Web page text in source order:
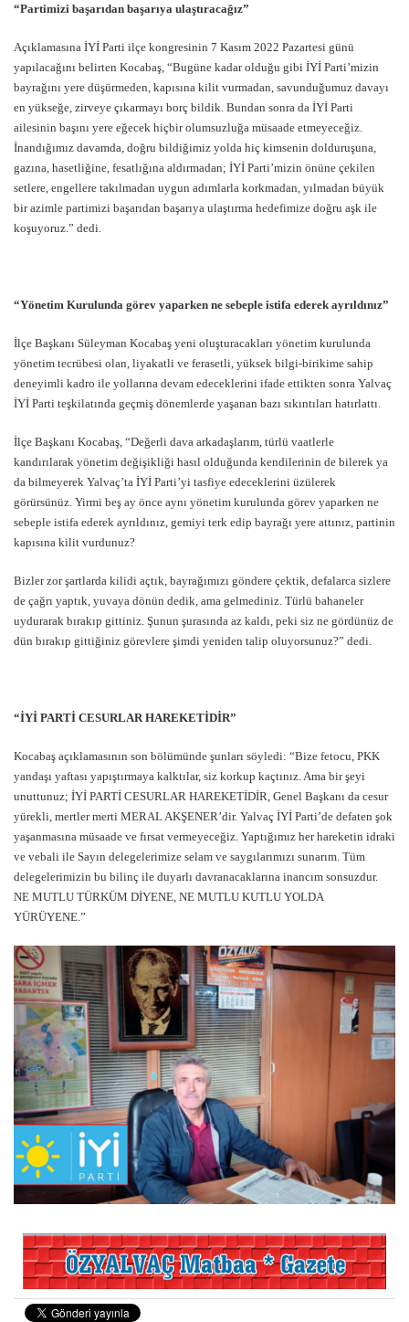
“Partimizi başarıdan başarıya ulaştıracağız”
Açıklamasına İYİ Parti ilçe kongresinin 7 Kasım 2022 Pazartesi günü
yapılacağını belirten Kocabaş, “Bugüne kadar olduğu gibi İYİ Parti’mizin
bayrağını yere düşürmeden, kapısına kilit vurmadan, savunduğumuz davayı
en yükseğe, zirveye çıkarmayı borç bildik. Bundan sonra da İYİ Parti
ailesinin başını yere eğecek hiçbir olumsuzluğa müsaade etmeyeceğiz.
İnandığımız davamda, doğru bildiğimiz yolda hiç kimsenin dolduruşuna,
gazına, hasetliğine, fesatlığına aldırmadan; İYİ Parti’mizin önüne çekilen
setlere, engellere takılmadan uygun adımlarla korkmadan, yılmadan büyük
bir azimle partimizi başarıdan başarıya ulaştırma hedefimize doğru aşk ile
koşuyoruz.” dedi.
“Yönetim Kurulunda görev yaparken ne sebeple istifa ederek ayrıldınız”
İlçe Başkanı Süleyman Kocabaş yeni oluşturacakları yönetim kurulunda
yönetim tecrübesi olan, liyakatli ve ferasetli, yüksek bilgi-birikime sahip
deneyimli kadro ile yollarına devam edeceklerini ifade ettikten sonra Yalvaç
İYİ Parti teşkilatında geçmiş dönemlerde yaşanan bazı sıkıntıları hatırlattı.
İlçe Başkanı Kocabaş, “Değerli dava arkadaşlarım, türlü vaatlerle
kandırılarak yönetim değişikliği hasıl olduğunda kendilerinin de bilerek ya
da bilmeyerek Yalvaç’ta İYİ Parti’yi tasfiye edeceklerini üzülerek
görürsünüz. Yirmi beş ay önce aynı yönetim kurulunda görev yaparken ne
sebeple istifa ederek ayrıldınız, gemiyi terk edip bayrağı yere attınız, partinin
kapısına kilit vurdunuz?
Bizler zor şartlarda kilidi açtık, bayrağımızı göndere çektik, defalarca sizlere
de çağrı yaptık, yuvaya dönün dedik, ama gelmediniz. Türlü bahaneler
uydurarak bırakıp gittiniz. Şunun şurasında az kaldı, peki siz ne gördünüz de
dün bırakıp gittiğiniz görevlere şimdi yeniden talip oluyorsunuz?” dedi.
“İYİ PARTİ CESURLAR HAREKETİDİR”
Kocabaş açıklamasının son bölümünde şunları söyledi: “Bize fetocu, PKK
yandaşı yaftası yapıştırmaya kalktılar, siz korkup kaçtınız. Ama bir şeyi
unuttunuz; İYİ PARTİ CESURLAR HAREKETİDİR, Genel Başkanı da cesur
yürekli, mertler merti MERAL AKŞENER’dir. Yalvaç İYİ Parti’de defaten şok
yaşanmasına müsaade ve fırsat vermeyeceğiz. Yaptığımız her hareketin idraki
ve vebali ile Sayın delegelerimize selam ve saygılarımızı sunarım. Tüm
delegelerimizin bu bilinç ile duyarlı davranacaklarına inancım sonsuzdur.
NE MUTLU TÜRKÜM DİYENE, NE MUTLU KUTLU YOLDA
YÜRÜYENE.”